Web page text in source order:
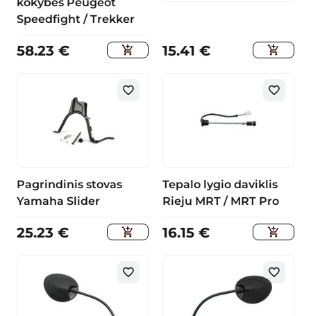
Speedfight / Trekker
58.23 € 15.41 €
Pagrindinis stovas
Yamaha Slider
25.23 €
Tepalo lygio daviklis
Rieju MRT / MRT Pro
16.15 €